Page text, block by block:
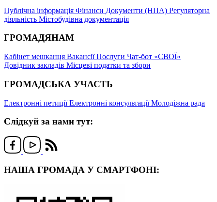
Публічна інформація Фінанси Документи (НПА) Регуляторна
діяльність Містобудівна документація
ГРОМАДЯНАМ
Кабінет мешканця ВакансіїПослуги Чат-бот «СВОЇ»
Довідник закладів Місцеві податки та збори
ГРОМАДСЬКА УЧАСТЬ
Електронні петиціїЕлектронні консультаціїМолодіжна рада
Слідкуй за нами тут:
НАША ГРОМАДА У СМАРТФОНІ: